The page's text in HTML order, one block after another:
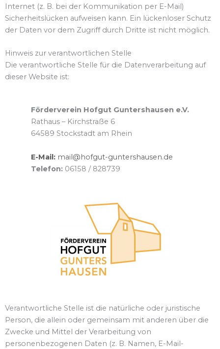
Internet (z. B. bei der Kommunikation per E-Mail)
Sicherheitslücken aufweisen kann. Ein lückenloser Schutz
der Daten vor dem Zugriff durch Dritte ist nicht möglich.
Hinweis zur verantwortlichen Stelle
Die verantwortliche Stelle für die Datenverarbeitung auf
dieser Website ist:
Förderverein Hofgut Guntershausen e.V.
Rathaus – Kirchstraße 6
64589 Stockstadt am Rhein
E-Mail: mail@hofgut-guntershausen.de
Telefon: 06158 / 828739
Verantwortliche Stelle ist die natürliche oder juristische
Person, die allein oder gemeinsam mit anderen über die
Zwecke und Mittel der Verarbeitung von
personenbezogenen Daten (z. B. Namen, E-Mail-